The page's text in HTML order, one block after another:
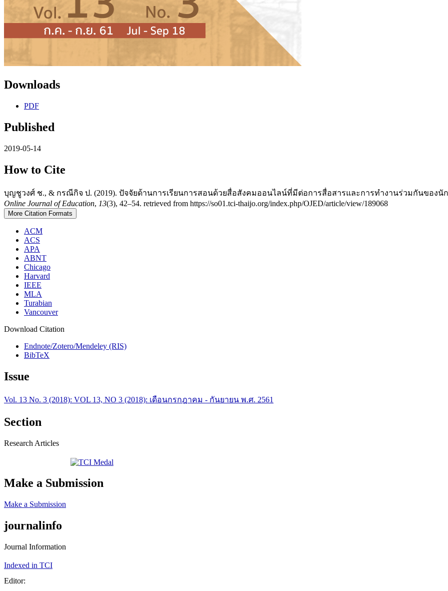
Downloads
PDF
Published
2019-05-14
How to Cite
บุญชูวงศ์ ช., & กรณีกิจ ป. (2019). ปัจจัยด้านการเรียนการสอนด้วยสื่อสังคมออนไลน์ที่มีต่อการสื่อสารและการทำงานร่วมกันขอ
Online Journal of Education, 13(3), 42–54. retrieved from https://so01.tci-thaijo.org/index.php/OJED/article/view/189068
More Citation Formats
ACM
ACS
APA
ABNT
Chicago
Harvard
IEEE
MLA
Turabian
Vancouver
Download Citation
Endnote/Zotero/Mendeley (RIS)
BibTeX
Issue
Vol. 13 No. 3 (2018): VOL 13, NO 3 (2018): เดือนกรกฎาคม - กันยายน พ.ศ. 2561
Section
Research Articles
Make a Submission
Make a Submission
journalinfo
Journal Information
Indexed in TCI
Editor: